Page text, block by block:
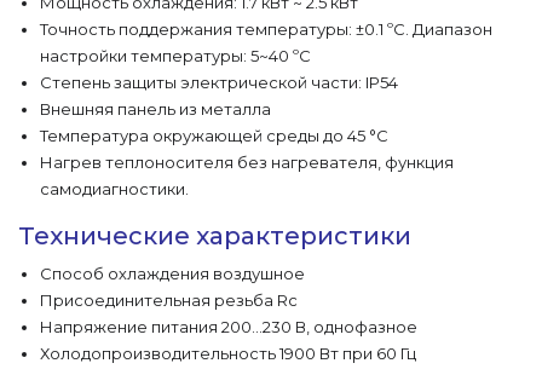
Точность поддержания температуры: ±0.1 ºC. Диапазон
настройки температуры: 5~40 ºC
Степень защиты электрической части: IP54
Внешняя панель из металла
Температура окружающей среды до 45 °C
Нагрев теплоносителя без нагревателя, функция
самодиагностики.
Технические характеристики
Способ охлаждения воздушное
Присоединительная резьба Rc
Напряжение питания 200…230 В, однофазное
Холодопроизводительность 1900 Вт при 60 Гц